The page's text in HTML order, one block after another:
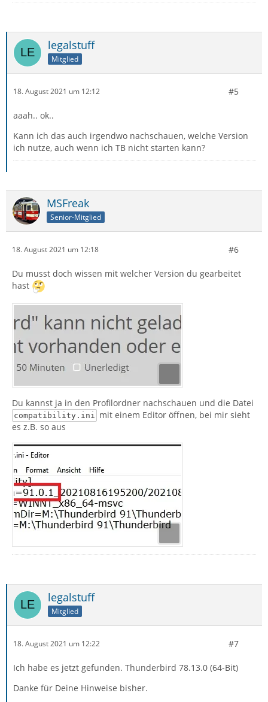
legalstuff
Mitglied
18. August 2021 um 12:12 #5
aaah.. ok..
Kann ich das auch irgendwo nachschauen, welche Version
ich nutze, auch wenn ich TB nicht starten kann?
MSFreak
Senior-Mitglied
18. August 2021 um 12:18 #6
Du musst doch wissen mit welcher Version du gearbeitet
hast
Du kannst ja in den Profilordner nachschauen und die Datei
compatibility.ini
mit einem Editor öffnen, bei mir sieht
es z.B. so aus
legalstuff
Mitglied
18. August 2021 um 12:22 #7
Ich habe es jetzt gefunden. Thunderbird 78.13.0 (64-Bit)
Danke für Deine Hinweise bisher.